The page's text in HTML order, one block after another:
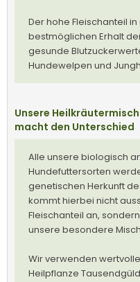
Der hohe Fleischanteil
bestmöglichen Erhalt
gesunde
Hundewelpen und
Unsere
macht den Unterschied
Alle unsere biologisch
Hundefuttersorten
genetischen Herkunft
kommt hierbei nicht
Fleischanteil an,
unsere besondere
Wir verwenden
Heilpflanze